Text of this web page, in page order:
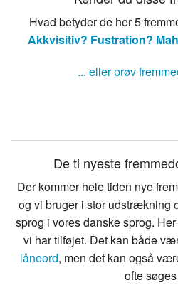
Hvad betyder de her 5
Akkvisitiv? Fustration?
... eller prøv
De ti nyeste
Der kommer hele tiden nye
og vi bruger i stor udstrækning
sprog i vores danske sprog.
vi har tilføjet. Det kan både
låneord, men det kan også
ofte